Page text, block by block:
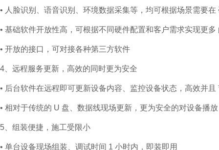
• 人脸识别、语音识别、环境数据采集等，均可根据场景需要
• 基础软件开放性高，可根据不同硬件配置和客户需求实现更
• 开放的接口，可对接各种第三方软件
4、远程服务更新，高效的同时更为安全
• 后台软件在远程即可更新设备内容、监控设备状态，高效并
• 相对于传统的 U 盘、数据线现场更新，更为安全的对设备播
5、组装便捷，施工受限小
• 单台设备现场组装、调试时间 1 小时内，即装即用